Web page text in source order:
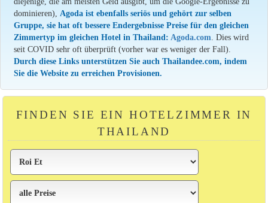
dominieren), Agoda ist ebenfalls seriös und gehört zur selben
Gruppe, sie hat oft bessere Endergebnisse Preise für den gleichen
Zimmertyp im gleichen Hotel in Thailand: Agoda.com . Dies wird
seit COVID sehr oft überprüft (vorher war es weniger der Fall).
Durch diese Links unterstützen Sie auch Thailandee.com, indem
Sie die Website zu erreichen Provisionen.
FINDEN SIE EIN HOTELZIMMER IN
THAILAND